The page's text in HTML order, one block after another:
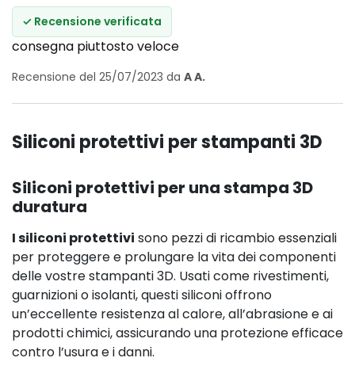
✓ Recensione verificata
consegna piuttosto veloce
Recensione del 25/07/2023 da A A.
Siliconi protettivi per stampanti 3D
Siliconi protettivi per una stampa 3D
duratura
I siliconi protettivi sono pezzi di ricambio essenziali
per proteggere e prolungare la vita dei componenti
delle vostre stampanti 3D. Usati come rivestimenti,
guarnizioni o isolanti, questi siliconi offrono
un’eccellente resistenza al calore, all’abrasione e ai
prodotti chimici, assicurando una protezione efficace
contro l’usura e i danni.